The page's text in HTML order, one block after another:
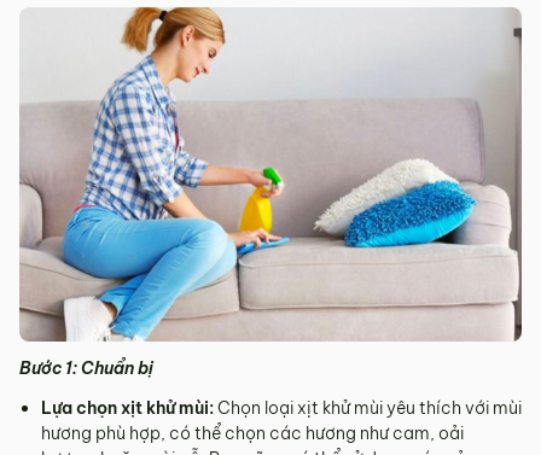
Bước 1: Chuẩn bị
Lựa chọn xịt khử mùi:Chọn loại xịt khử mùi yêu thích với mùi
hương phù hợp, có thể chọn các hương như cam, oải